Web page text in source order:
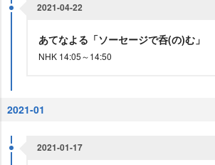
2021-04-22
あてなよる「ソーセージで呑(の)む」
NHK 14:05～14:50
2021-01
2021-01-17